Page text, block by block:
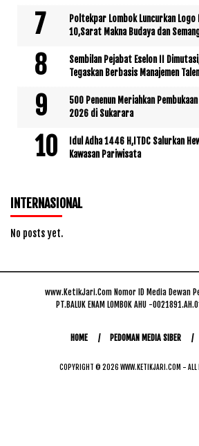
Poltekpar Lombok Luncurkan
10,Sarat Makna Budaya dan
Sembilan Pejabat Eselon II
Tegaskan Berbasis Manajemen
500 Penenun Meriahkan
2026 di Sukarara
Idul Adha 1446 H,ITDC Salurkan
Kawasan Pariwisata
INTERNASIONAL
No posts yet.
www.KetikJari.Com Nomor ID Media Dewan
PT.BALUK ENAM LOMBOK AHU -
HOME PEDOMAN MEDIA SIBER
COPYRIGHT © 2026 WWW.KETIKJARI.COM - ALL